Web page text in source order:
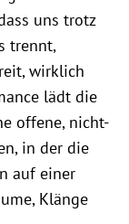
uns trotz
trennt,
wirklich
lädt die
offene, nicht-
in der die
auf einer
Klänge